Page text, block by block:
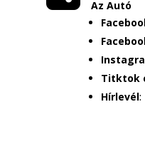
Az Autó
Titktok
Hírlevél: